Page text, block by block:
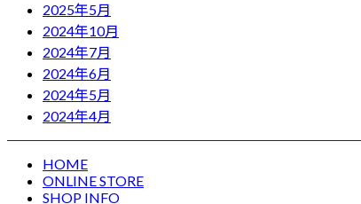
2025年5月
2024年10月
2024年7月
2024年6月
2024年5月
2024年4月
HOME
ONLINE STORE
SHOP INFO